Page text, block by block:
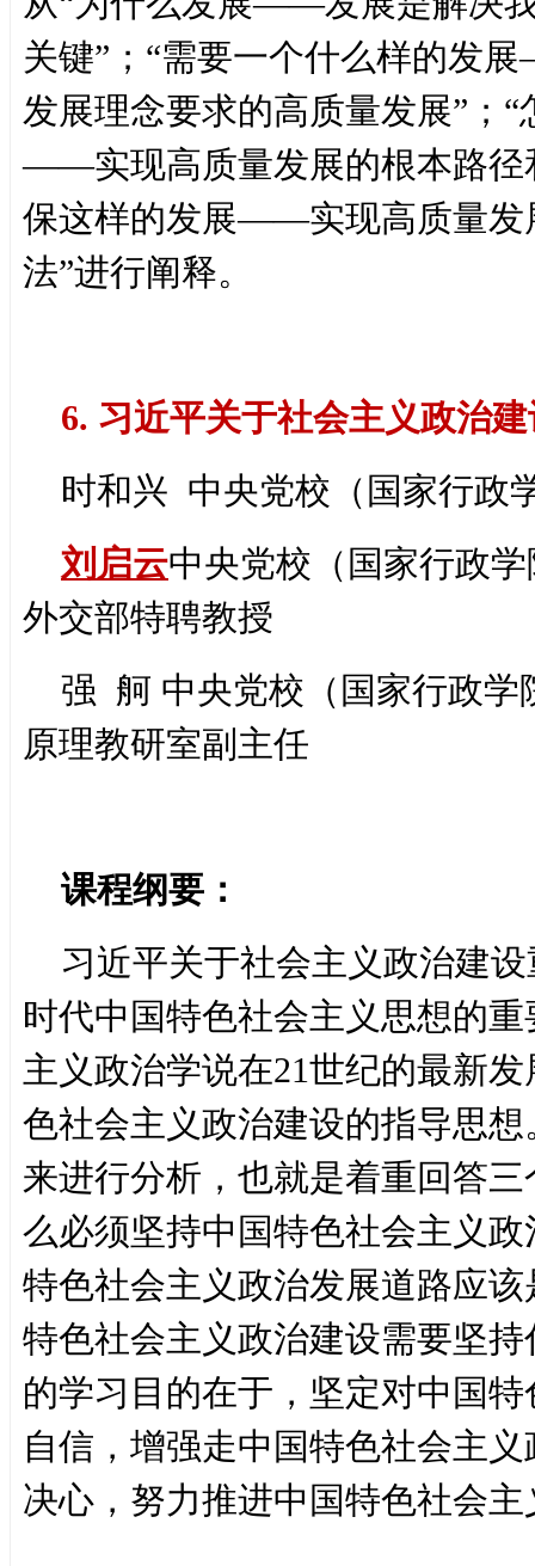
关键”；“需要一个什么样的发
发展理念要求的高质量发展”；
——实现高质量发展的根本路径
保这样的发展——实现高质量发
法”进行阐释。
6. 习近平关于社会主义政治
时和兴 中央党校（国家行政
刘启云中央党校（国家行政
外交部特聘教授
强 舸 中央党校（国家行政学
原理教研室副主任
课程纲要：
习近平关于社会主义政治建
时代中国特色社会主义思想的
主义政治学说在21世纪的最新
色社会主义政治建设的指导思
来进行分析，也就是着重回答
么必须坚持中国特色社会主义
特色社会主义政治发展道路应
特色社会主义政治建设需要坚
的学习目的在于，坚定对中国
自信，增强走中国特色社会主
决心，努力推进中国特色社会